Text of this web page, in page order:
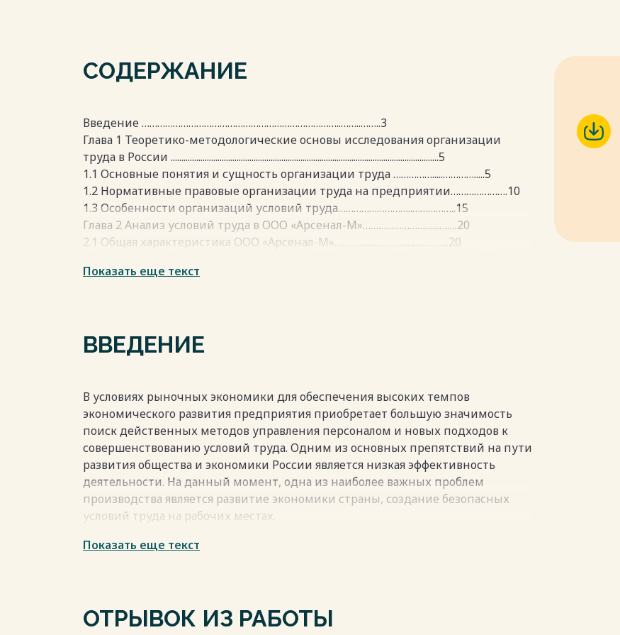
СОДЕРЖАНИЕ
Введение …………………………………………………………………..……..……..3
Глава 1 Теоретико-методологические основы исследования организации
труда в России ..............................................................................................................................5
1.1 Основные понятия и сущность организации труда …………….....………….....5
1.2 Нормативные правовые организации труда на предприятии………………….10
1.3 Особенности организаций условий труда………………………..……………..15
Глава 2 Анализ условий труда в ООО «Арсенал-М»………………………...…….20
2.1 Общая характеристика ООО «Арсенал-М»…………………………………......20
2.3 Анализ проблем условий труда в ООО «Арсенал-М»………………………….31
3.2 Оценка эффективности мероприятий…..………………………………………..42
Заключение ………………………………………………………………………..…..47
Весь текст будет доступенпосле покупки
Показать еще текст
ВВЕДЕНИЕ
В условиях рыночных экономики для обеспечения высоких темпов
экономического развития предприятия приобретает большую значимость
поиск действенных методов управления персоналом и новых подходов к
совершенствованию условий труда. Одним из основных препятствий на пути
развития общества и экономики России является низкая эффективность
деятельности. На данный момент, одна из наиболее важных проблем
производства является развитие экономики страны, создание безопасных
условий труда на рабочих местах.
решаются вопросы экономного расходования ресурсов, применения
применяется маркетинг, осуществляется эффективное управление
Показать еще текст
ОТРЫВОК ИЗ РАБОТЫ